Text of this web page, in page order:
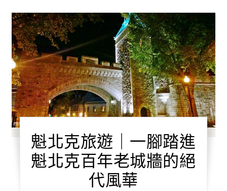
魁北克旅遊｜一腳踏進
魁北克百年老城牆的絕
代風華